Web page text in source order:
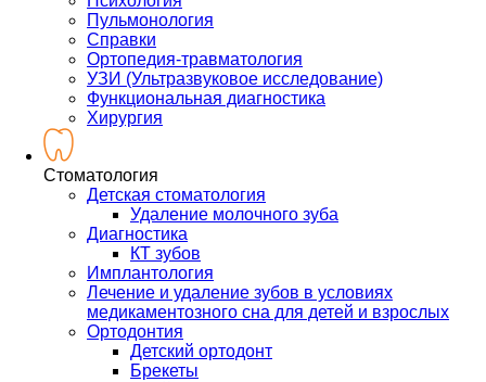
Пульмонология
Справки
Ортопедия-травматология
УЗИ (Ультразвуковое исследование)
Функциональная диагностика
Хирургия
Стоматология
Детская стоматология
Удаление молочного зуба
Диагностика
КТ зубов
Имплантология
Лечение и удаление зубов в условиях
медикаментозного сна для детей и взрослых
Ортодонтия
Детский ортодонт
Брекеты